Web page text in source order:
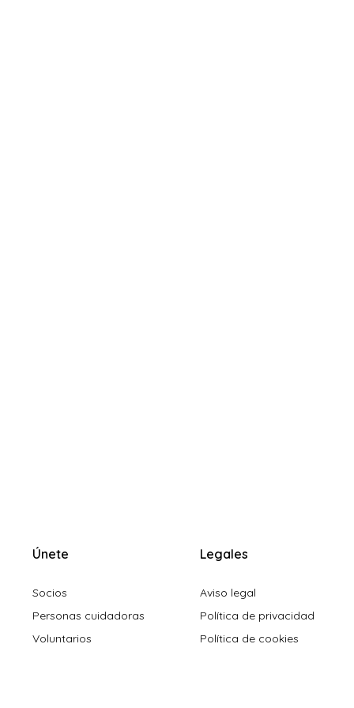
Únete
Socios
Personas cuidadoras
Voluntarios
Legales
Aviso legal
Política de privacidad
Política de cookies